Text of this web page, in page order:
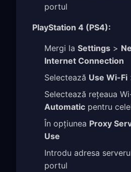
portul
PlayStation 4 (PS4):
Mergi la Settings >
Internet Connection
Selectează Use Wi-Fi
Selectează rețeaua
Automatic pentru
În opțiunea Proxy
Use
Introdu adresa
portul